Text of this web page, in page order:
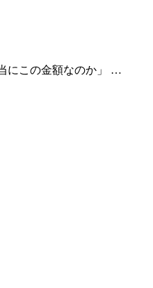
にこの金額なのか」 …